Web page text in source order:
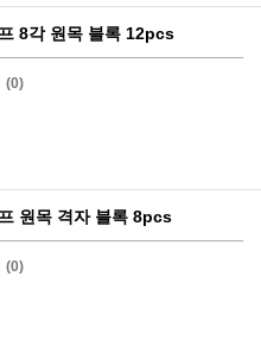
8각 원목 블록 12pcs
(0)
원목 격자 블록 8pcs
(0)